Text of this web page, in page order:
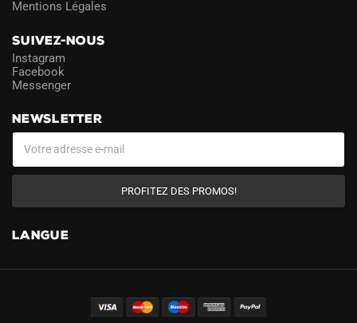
Mentions Légales
SUIVEZ-NOUS
Instagram
Facebook
Messenger
NEWSLETTER
PROFITEZ DES PROMOS!
LANGUE